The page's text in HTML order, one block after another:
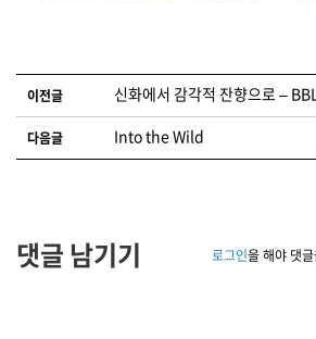
글 네비게이션
이전글 신화에서 감각적 잔향으로 –
다음글 Into the Wild
댓글 남기기 로그인을 해야 댓